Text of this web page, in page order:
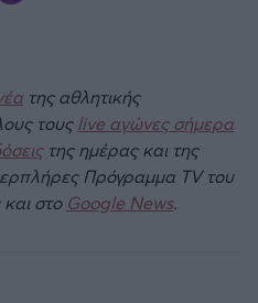
της αθλητικής
τους live αγώνες σήμερα
της ημέρας και της
Πρόγραμμα TV του
στο Google News.